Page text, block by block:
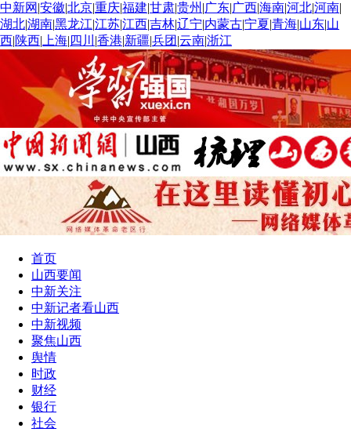
中新网 |安徽|北京|重庆|福建|甘肃|贵州 |广东|广西|海南|河北|河南|
湖北|湖南|黑龙江|江苏|江西|吉林|辽宁|内蒙古|宁夏|青海|山东|山
西|陕西| 上海| 四川 |香港|新疆|兵团 |云南|浙江
首页
山西要闻
中新关注
中新记者看山西
中新视频
聚焦山西
舆情
时政
财经
银行
社会